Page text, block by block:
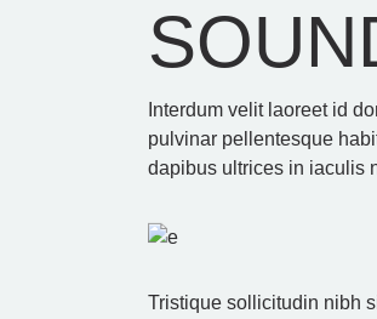
Interdum velit laoreet id
pulvinar pellentesque
dapibus ultrices in iaculis
Tristique sollicitudin nibh